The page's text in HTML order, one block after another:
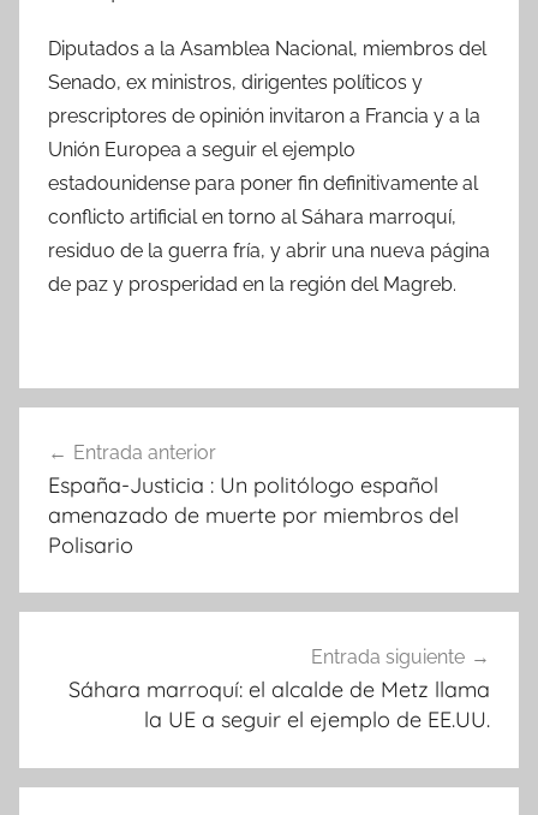
Diputados a la Asamblea Nacional, miembros del
Senado, ex ministros, dirigentes políticos y
prescriptores de opinión invitaron a Francia y a la
Unión Europea a seguir el ejemplo
estadounidense para poner fin definitivamente al
conflicto artificial en torno al Sáhara marroquí,
residuo de la guerra fría, y abrir una nueva página
de paz y prosperidad en la región del Magreb.
de
entradas
Entrada anterior
España-Justicia : Un politólogo español
amenazado de muerte por miembros del
Polisario
Entrada siguiente
Sáhara marroquí: el alcalde de Metz llama
la UE a seguir el ejemplo de EE.UU.